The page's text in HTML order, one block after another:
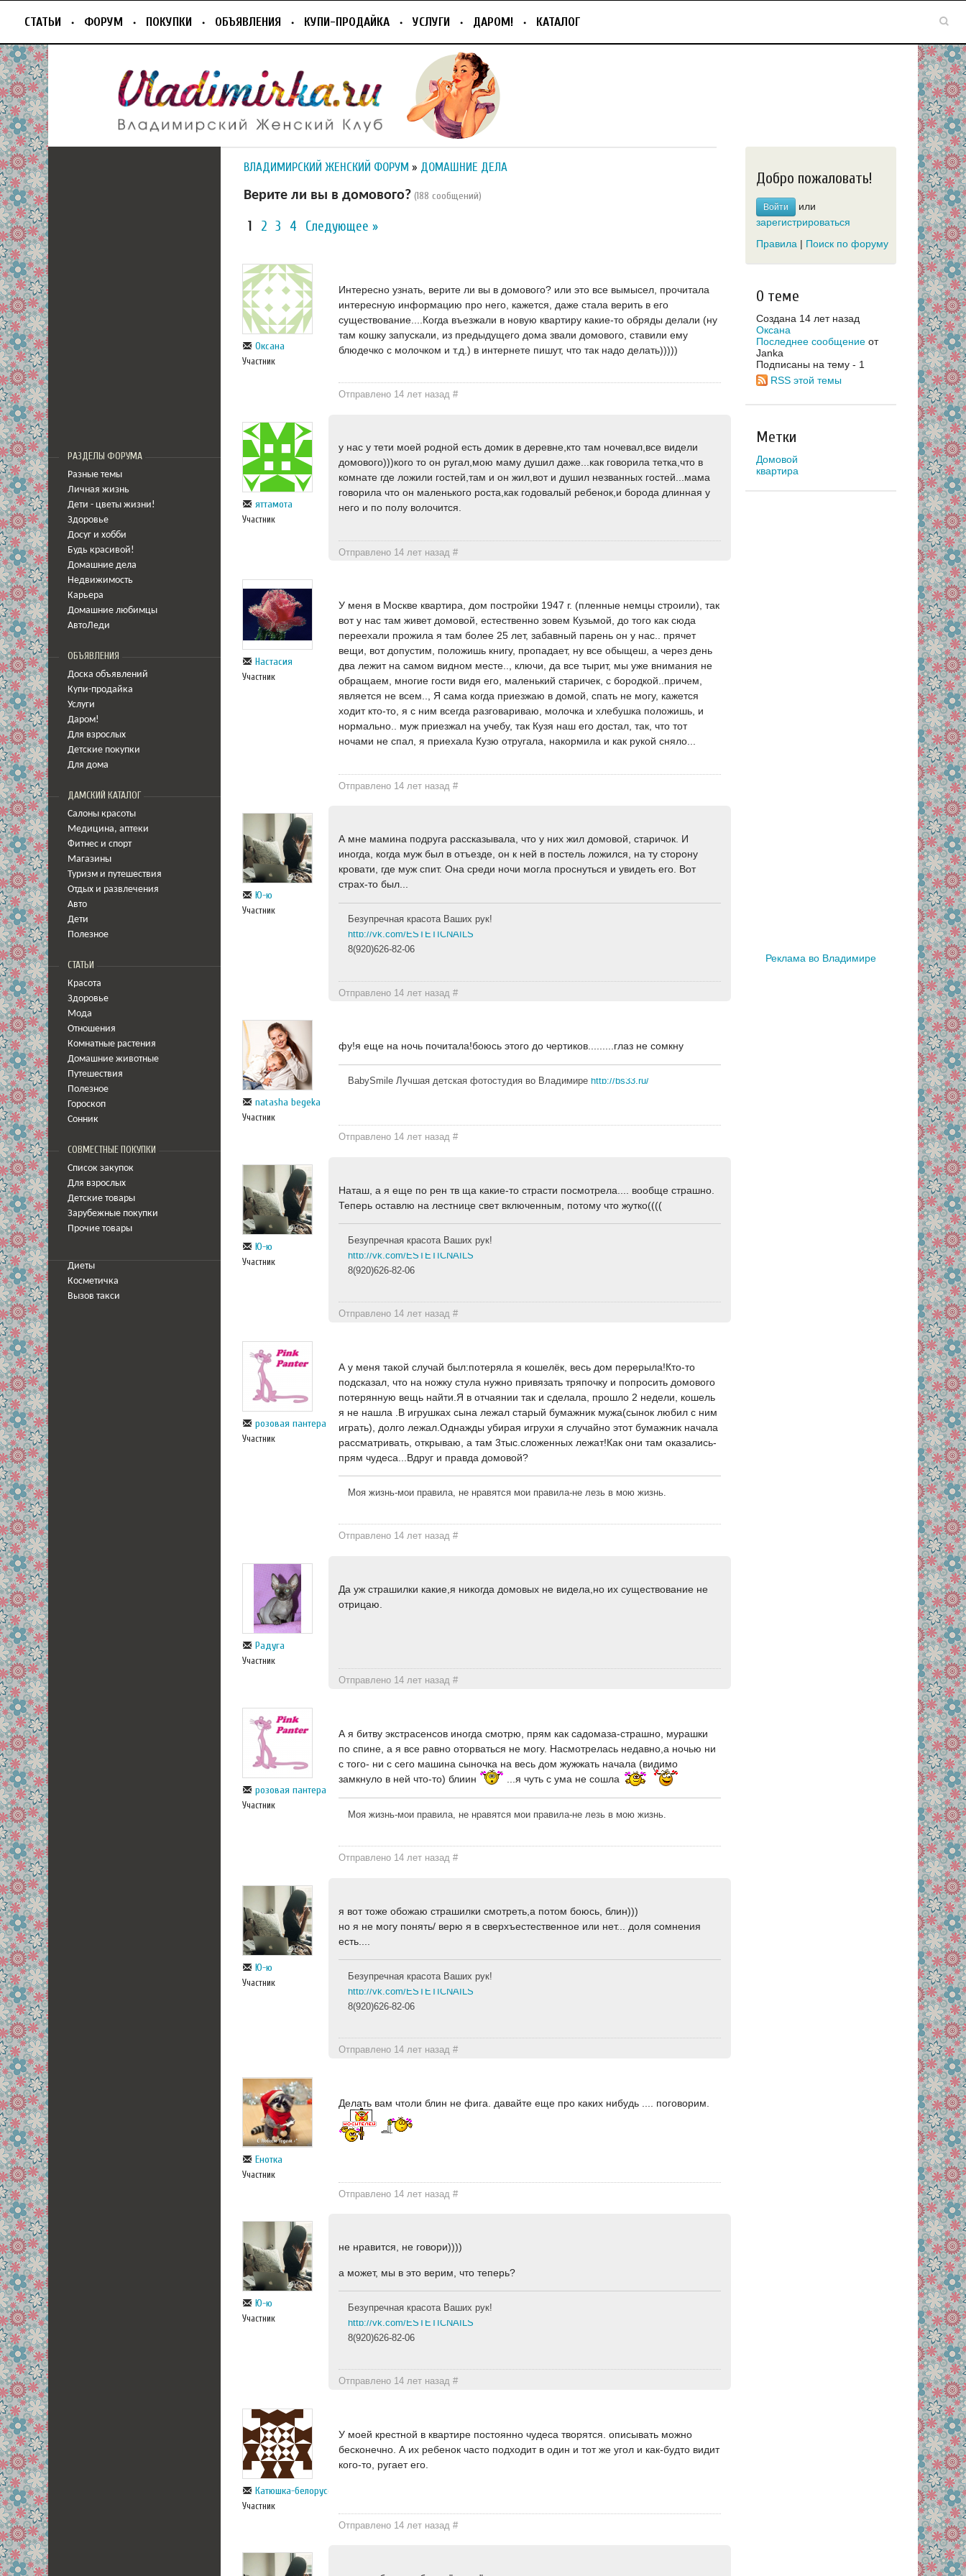
СТАТЬИ ФОРУМ ПОКУПКИ ОБЪЯВЛЕНИЯ КУПИ-ПРОДАЙКА УСЛУГИ ДАРОМ! КАТАЛОГ
РАЗДЕЛЫ ФОРУМА
Разные темы
Личная жизнь
Дети - цветы жизни!
Здоровье
Досуг и хобби
Будь красивой!
Домашние дела
Недвижимость
Карьера
Домашние любимцы
АвтоЛеди
ОБЪЯВЛЕНИЯ
Доска объявлений
Купи-продайка
Услуги
Даром!
Для взрослых
Детские покупки
Для дома
ДАМСКИЙ КАТАЛОГ
Салоны красоты
Медицина, аптеки
Фитнес и спорт
Магазины
Туризм и путешествия
Отдых и развлечения
Авто
Дети
Полезное
СТАТЬИ
Красота
Здоровье
Мода
Отношения
Комнатные растения
Домашние животные
Путешествия
Полезное
Гороскоп
Сонник
СОВМЕСТНЫЕ ПОКУПКИ
Список закупок
Для взрослых
Детские товары
Зарубежные покупки
Прочие товары
Диеты
Косметичка
Вызов такси
ВЛАДИМИРСКИЙ ЖЕНСКИЙ ФОРУМ » ДОМАШНИЕ ДЕЛА
Верите ли вы в домового? (188 сообщений)
1 2 3 4 Следующее »
Оксана
Участник
Интересно узнать, верите ли вы в домового? или это все вымысел, прочитала
интересную информацию про него, кажется, даже стала верить в его
существование....Когда въезжали в новую квартиру какие-то обряды делали (ну
там кошку запускали, из предыдущего дома звали домового, ставили ему
блюдечко с молочком и т.д.) в интернете пишут, что так надо делать)))))
Отправлено 14 лет назад#
яттамота
Участник
у нас у тети моей родной есть домик в деревне,кто там ночевал,все видели
домового)))кого то он ругал,мою маму душил даже...как говорила тетка,что в
комнате где ложили гостей,там и он жил,вот и душил незванных гостей...мама
говорила что он маленького роста,как годовалый ребенок,и борода длинная у
него и по полу волочится.
Отправлено 14 лет назад#
Настасия
Участник
У меня в Москве квартира, дом постройки 1947 г. (пленные немцы строили), так
вот у нас там живет домовой, естественно зовем Кузьмой, до того как сюда
переехали прожила я там более 25 лет, забавный парень он у нас.. прячет
вещи, вот допустим, положишь книгу, пропадает, ну все обыщеш, а через день
два лежит на самом видном месте.., ключи, да все тырит, мы уже внимания не
обращаем, многие гости видя его, маленький старичек, с бородкой..причем,
является не всем.., Я сама когда приезжаю в домой, спать не могу, кажется
ходит кто-то, я с ним всегда разговариваю, молочка и хлебушка положишь, и
нормально.. муж приезжал на учебу, так Кузя наш его достал, так, что тот
ночами не спал, я приехала Кузю отругала, накормила и как рукой сняло...
Отправлено 14 лет назад#
Ю-ю
Участник
А мне мамина подруга рассказывала, что у них жил домовой, старичок. И
иногда, когда муж был в отъезде, он к ней в постель ложился, на ту сторону
кровати, где муж спит. Она среди ночи могла проснуться и увидеть его. Вот
страх-то был...
Безупречная красота Ваших рук!
http://vk.com/ESTETICNAILS
8(920)626-82-06
Отправлено 14 лет назад#
natasha begeka
Участник
фу!я еще на ночь почитала!боюсь этого до чертиков.........глаз не сомкну
BabySmile Лучшая детская фотостудия во Владимире http://bs33.ru/
Отправлено 14 лет назад#
Ю-ю
Участник
Наташ, а я еще по рен тв ща какие-то страсти посмотрела.... вообще страшно.
Теперь оставлю на лестнице свет включенным, потому что жутко((((
Безупречная красота Ваших рук!
http://vk.com/ESTETICNAILS
8(920)626-82-06
Отправлено 14 лет назад#
розовая пантера
Участник
А у меня такой случай был:потеряла я кошелёк, весь дом перерыла!Кто-то
подсказал, что на ножку стула нужно привязать тряпочку и попросить домового
потерянную вещь найти.Я в отчаянии так и сделала, прошло 2 недели, кошель
я не нашла .В игрушках сына лежал старый бумажник мужа(сынок любил с ним
играть), долго лежал.Однажды убирая игрухи я случайно этот бумажник начала
рассматривать, открываю, а там 3тыс.сложенных лежат!Как они там оказались-
прям чудеса...Вдруг и правда домовой?
Моя жизнь-мои правила, не нравятся мои правила-не лезь в мою жизнь.
Отправлено 14 лет назад#
Радуга
Участник
Да уж страшилки какие,я никогда домовых не видела,но их существование не
отрицаю.
Отправлено 14 лет назад#
розовая пантера
Участник
А я битву экстрасенсов иногда смотрю, прям как садомаза-страшно, мурашки
по спине, а я все равно оторваться не могу. Насмотрелась недавно,а ночью ни
с того- ни с сего машина сыночка на весь дом жужжать начала (видимо
замкнуло в ней что-то) блиин
...я чуть с ума не сошла
Моя жизнь-мои правила, не нравятся мои правила-не лезь в мою жизнь.
Отправлено 14 лет назад#
Ю-ю
Участник
я вот тоже обожаю страшилки смотреть,а потом боюсь, блин)))
но я не могу понять/ верю я в сверхъестественное или нет... доля сомнения
есть....
Безупречная красота Ваших рук!
http://vk.com/ESTETICNAILS
8(920)626-82-06
Отправлено 14 лет назад#
Енотка
Участник
Делать вам чтоли блин не фига. давайте еще про каких нибудь .... поговорим.
Отправлено 14 лет назад#
Ю-ю
Участник
не нравится, не говори))))
а может, мы в это верим, что теперь?
Безупречная красота Ваших рук!
http://vk.com/ESTETICNAILS
8(920)626-82-06
Отправлено 14 лет назад#
Катюшка-белорусска
Участник
У моей крестной в квартире постоянно чудеса творятся. описывать можно
бесконечно. А их ребенок часто подходит в один и тот же угол и как-будто видит
кого-то, ругает его.
Отправлено 14 лет назад#
Добро пожаловать!
Войти
или
зарегистрироваться
Правила | Поиск по форуму
О теме
Создана 14 лет назад
Оксана
Последнее сообщение от
Janka
Подписаны на тему - 1
RSS этой темы
Метки
Домовой
квартира
Реклама во Владимире